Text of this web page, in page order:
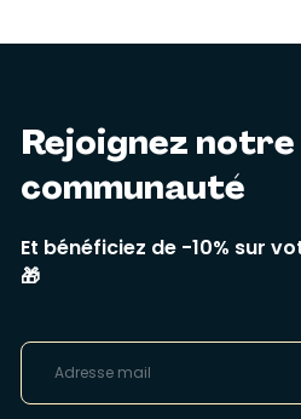
Rejoignez notre
communauté
Et bénéficiez de -10% sur
🎁